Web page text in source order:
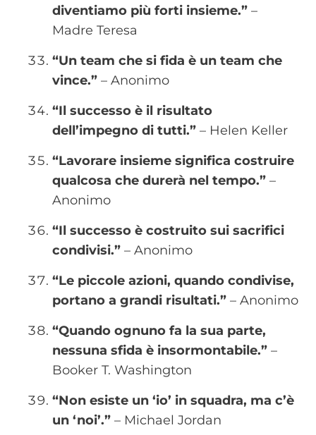
diventiamo più forti insieme.” –
Madre Teresa
“Un team che si fida è un team che
vince.” – Anonimo
“Il successo è il risultato
dell’impegno di tutti.” – Helen Keller
“Lavorare insieme significa costruire
qualcosa che durerà nel tempo.” –
Anonimo
“Il successo è costruito sui sacrifici
condivisi.” – Anonimo
“Le piccole azioni, quando condivise,
portano a grandi risultati.” – Anonimo
“Quando ognuno fa la sua parte,
nessuna sfida è insormontabile.” –
Booker T. Washington
“Non esiste un ‘io’ in squadra, ma c’è
un ‘noi’.” – Michael Jordan